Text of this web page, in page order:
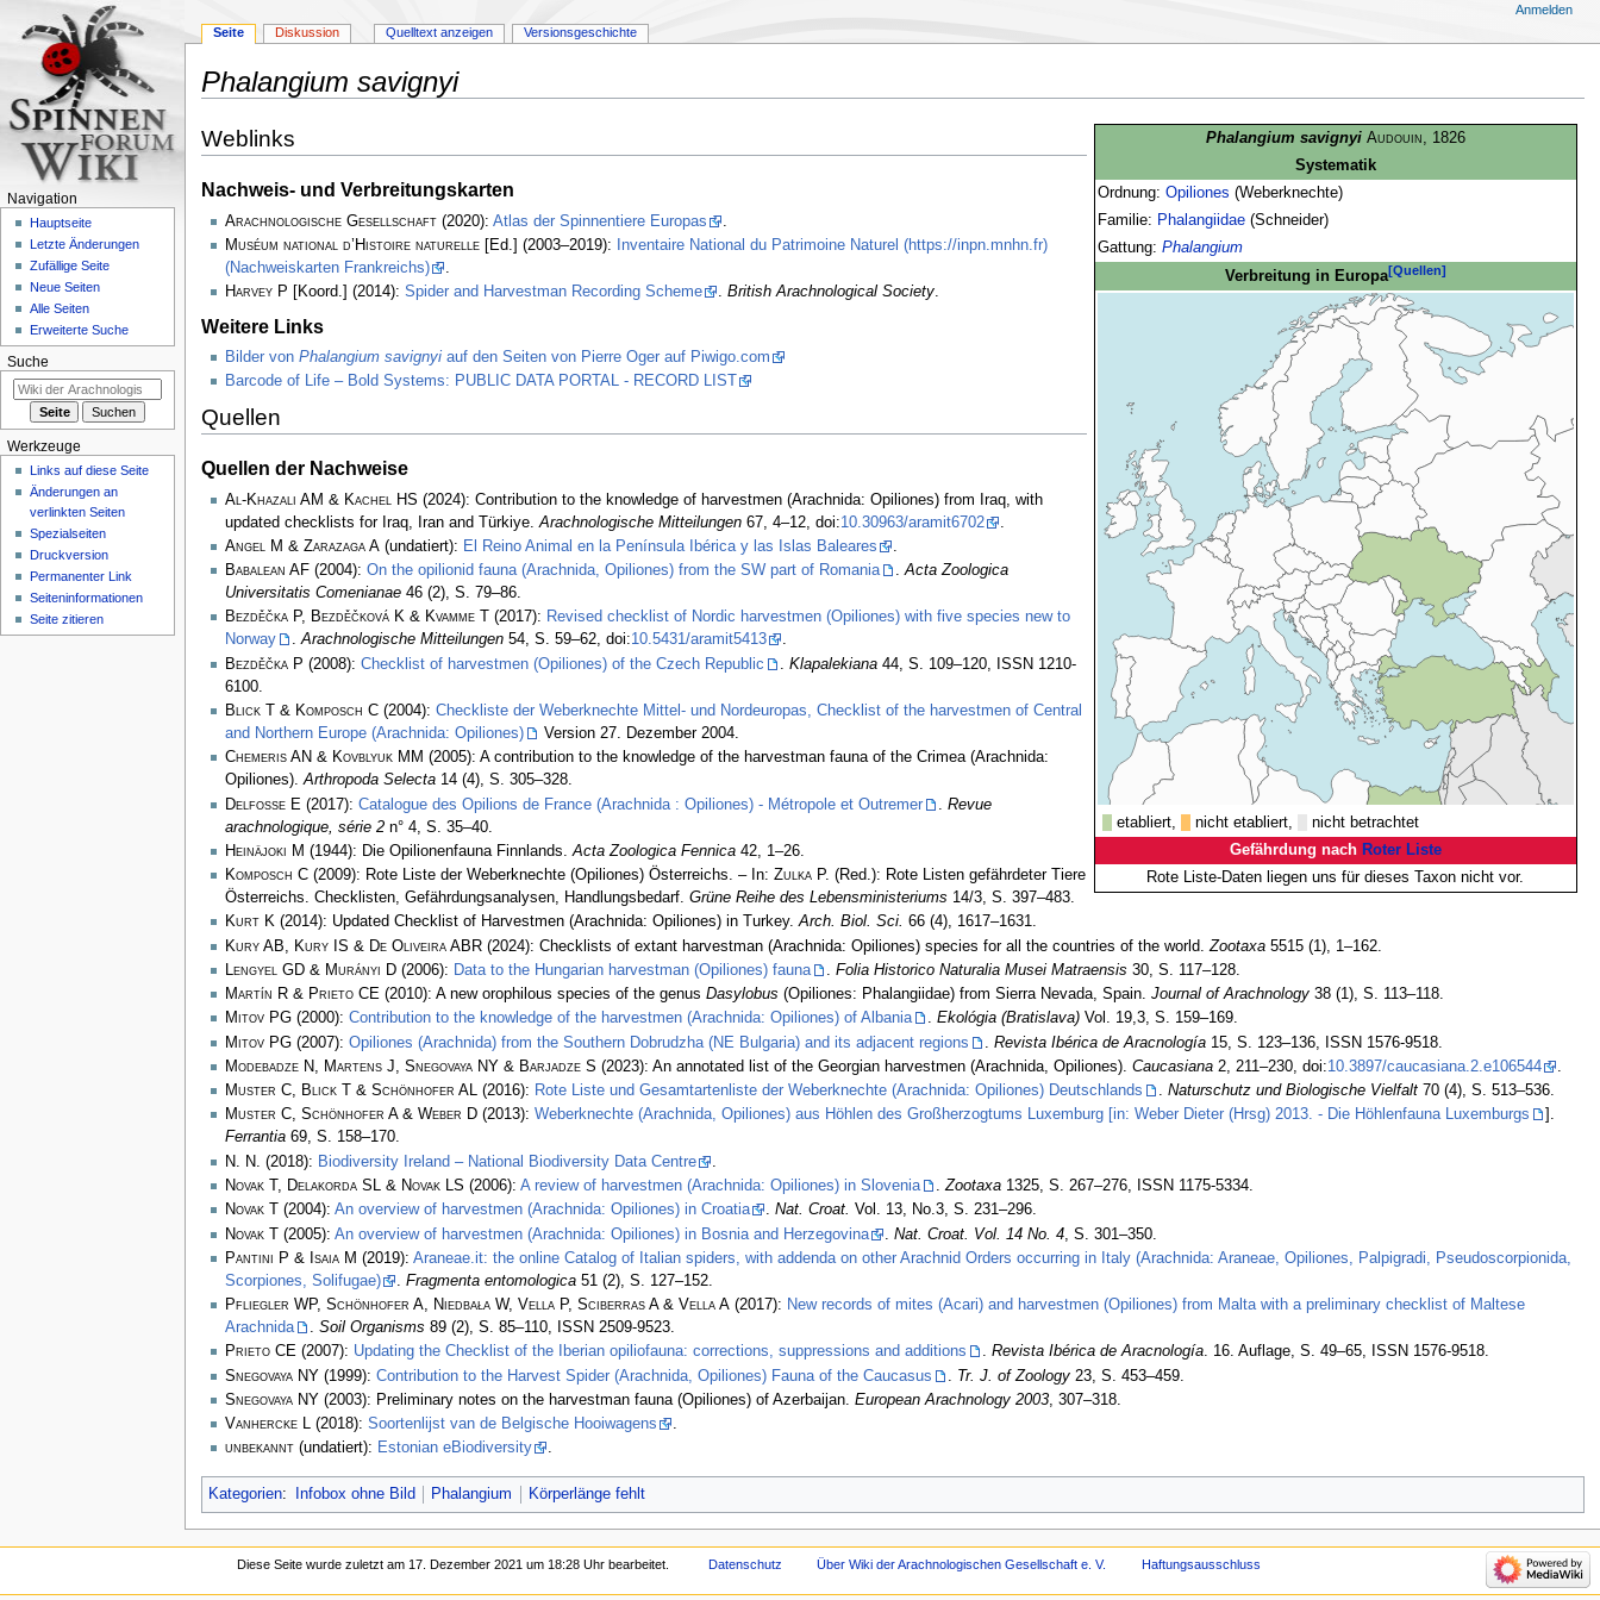
Phalangium savignyi
Navigation
Suche
Phalangium savignyi Audouin, 1826
Systematik
Ordnung: Opiliones (Weberknechte)
Familie: Phalangiidae(Schneider)
Gattung: Phalangium
Verbreitung in Europa[Quellen]
etabliert, nicht etabliert,
nicht betrachtet
Gefährdung nach Roter Liste
Rote Liste-Daten liegen uns für dieses Taxon nicht vor.
Weblinks
Nachweis- und Verbreitungskarten
Arachnologische Gesellschaft(2020): Atlas der Spinnentiere Europas
Muséum national d’Histoire naturelle[Ed.] (2003–2019):
Inventaire National du Patrimoine Naturel (https://inpn.mnhn.fr)
(Nachweiskarten Frankreichs)
.
Harvey P [Koord.] (2014): Spider and Harvestman Recording Scheme . British Arachnological Society.
Weitere Links
Bilder von Phalangium savignyiauf den Seiten von Pierre Oger auf Piwigo.com
Barcode of Life – Bold Systems: PUBLIC DATA PORTAL - RECORD LIST
Quellen
Quellen der Nachweise
Al-Khazali AM & Kachel HS (2024): Contribution to the knowledge of harvestmen (Arachnida: Opiliones) from Iraq, with
updated checklists for Iraq, Iran and Türkiye. Arachnologische Mitteilungen67, 4–12, doi:10.30963/aramit6702
Angel M & Zarazaga A(undatiert): El Reino Animal en la Península Ibérica y las Islas Baleares
.
Babalean AF(2004): On the opilionid fauna (Arachnida, Opiliones) from the SW part of Romania .Acta Zoologica
Universitatis Comenianae46 (2), S. 79–86.
Bezděčka P, Bezděčková K & Kvamme T
(2017): Revised checklist of Nordic harvestmen (Opiliones) with five species new to
Norway
.Arachnologische Mitteilungen54, S. 59–62, doi:10.5431/aramit5413
.
Bezděčka P (2008): Checklist of harvestmen (Opiliones) of the Czech Republic Klapalekiana44, S. 109–120, ISSN 1210-
6100.
Blick T & Komposch C(2004): Checkliste der Weberknechte Mittel- und Nordeuropas, Checklist of the harvestmen of Central
and Northern Europe (Arachnida: Opiliones)
Version 27. Dezember 2004.
Chemeris AN & Kovblyuk MM (2005): A contribution to the knowledge of the harvestman fauna of the Crimea (Arachnida:
Opiliones).Arthropoda Selecta14 (4), S. 305–328.
Delfosse E (2017): Catalogue des Opilions de France (Arachnida : Opiliones) - Métropole et Outremer
Revue
arachnologique, série 2n° 4, S. 35–40.
Heinäjoki M (1944): Die Opilionenfauna Finnlands. Acta Zoologica Fennica42, 1–26.
Komposch C(2009): Rote Liste der Weberknechte (Opiliones) Österreichs. – In: ZulkaP. (Red.): Rote Listen gefährdeter Tiere
Österreichs. Checklisten, Gefährdungsanalysen, Handlungsbedarf. Grüne Reihe des Lebensministeriums 14/3, S. 397–483.
Kurt K(2014): Updated Checklist of Harvestmen (Arachnida: Opiliones) in Turkey.Arch. Biol. Sci. 66 (4), 1617–1631.
Kury AB, Kury IS & De Oliveira ABR(2024): Checklists of extant harvestman (Arachnida: Opiliones) species for all the countries of the world. Zootaxa5515 (1), 1–162.
Lengyel GD & Murányi D(2006): Data to the Hungarian harvestman (Opiliones) fauna . Folia Historico Naturalia Musei Matraensis 30, S. 117–128.
Martín R & Prieto CE(2010): A new orophilous species of the genus Dasylobus (Opiliones: Phalangiidae) from Sierra Nevada, Spain. Journal of Arachnology38 (1), S. 113–118.
Mitov PG(2000): Contribution to the knowledge of the harvestmen (Arachnida: Opiliones) of Albania . Ekológia (Bratislava)Vol. 19,3, S. 159–169.
Mitov PG(2007): Opiliones (Arachnida) from the Southern Dobrudzha (NE Bulgaria) and its adjacent regions Revista Ibérica de Aracnología15, S. 123–136, ISSN 1576-9518.
Modebadze N, Martens J, Snegovaya NY & Barjadze S (2023): An annotated list of the Georgian harvestmen (Arachnida, Opiliones). Caucasiana2, 211–230, doi:10.3897/caucasiana.2.e106544
.
Muster C, Blick T & Schönhofer AL(2016): Rote Liste und Gesamtartenliste der Weberknechte (Arachnida: Opiliones) Deutschlands . Naturschutz und Biologische Vielfalt70 (4), S. 513–536.
Muster C, Schönhofer A & Weber D(2013): Weberknechte (Arachnida, Opiliones) aus Höhlen des Großherzogtums Luxemburg [in: Weber Dieter (Hrsg) 2013. - Die Höhlenfauna Luxemburgs
].
Ferrantia69, S. 158–170.
N. N.
(2018): Biodiversity Ireland – National Biodiversity Data Centre
Novak T, Delakorda SL & Novak LS (2006): A review of harvestmen (Arachnida: Opiliones) in Slovenia .Zootaxa1325, S. 267–276, ISSN 1175-5334.
Novak T
(2004): An overview of harvestmen (Arachnida: Opiliones) in Croatia . Nat. Croat. Vol. 13, No.3, S. 231–296.
Novak T(2005): An overview of harvestmen (Arachnida: Opiliones) in Bosnia and Herzegovina Nat. Croat. Vol. 14 No. 4, S. 301–350.
Pantini P & Isaia M (2019): Araneae.it: the online Catalog of Italian spiders, with addenda on other Arachnid Orders occurring in Italy (Arachnida: Araneae, Opiliones, Palpigradi, Pseudoscorpionida,
Scorpiones, Solifugae)
Fragmenta entomologica51 (2), S. 127–152.
Pfliegler WP, Schönhofer A, Niedbała W, Vella P, Sciberras A & Vella A(2017): New records of mites (Acari) and harvestmen (Opiliones) from Malta with a preliminary checklist of Maltese
Arachnida
. Soil Organisms 89 (2), S. 85–110, ISSN 2509-9523.
Prieto CE(2007): Updating the Checklist of the Iberian opiliofauna: corrections, suppressions and additions . Revista Ibérica de Aracnología. 16. Auflage, S. 49–65, ISSN 1576-9518.
Snegovaya NY(1999): Contribution to the Harvest Spider (Arachnida, Opiliones) Fauna of the Caucasus Tr. J. of Zoology23, S. 453–459.
Snegovaya NY(2003): Preliminary notes on the harvestman fauna (Opiliones) of Azerbaijan. European Arachnology 2003, 307–318.
Vanhercke L(2018): Soortenlijst van de Belgische Hooiwagens
.
unbekannt(undatiert): Estonian eBiodiversity .
Kategorien: Infobox ohne Bild Phalangium Körperlänge fehlt
Seite Diskussion Quelltext anzeigen Versionsgeschichte
Anmelden
Navigation
Hauptseite
Letzte Änderungen
Zufällige Seite
Neue Seiten
Alle Seiten
Erweiterte Suche
Suche
Werkzeuge
Links auf diese Seite
Änderungen an
verlinkten Seiten
Spezialseiten
Druckversion
Permanenter Link
Seiten­­informationen
Seite zitieren
Diese Seite wurde zuletzt am 17. Dezember 2021 um 18:28 Uhr bearbeitet. Datenschutz Über Wiki der Arachnologischen Gesellschaft e. V. Haftungsausschluss